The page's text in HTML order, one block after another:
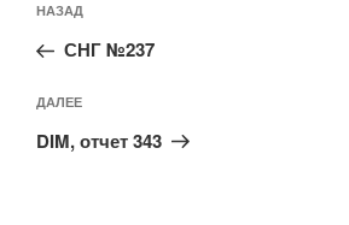
по
записям
Предыдущая
запись:
НАЗАД
СНГ №237
Следующая
запись
ДАЛЕЕ
DIM, отчет 343